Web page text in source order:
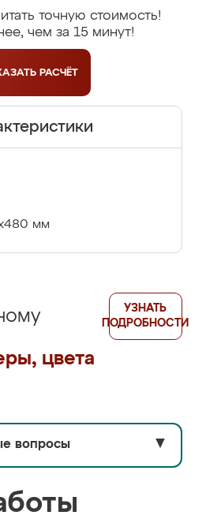
точную стоимость!
чем за 15 минут!
РАСЧЁТ
мм
цвета
УЗНАТЬ
ПОДРОБНОСТИ
вопросы ▼